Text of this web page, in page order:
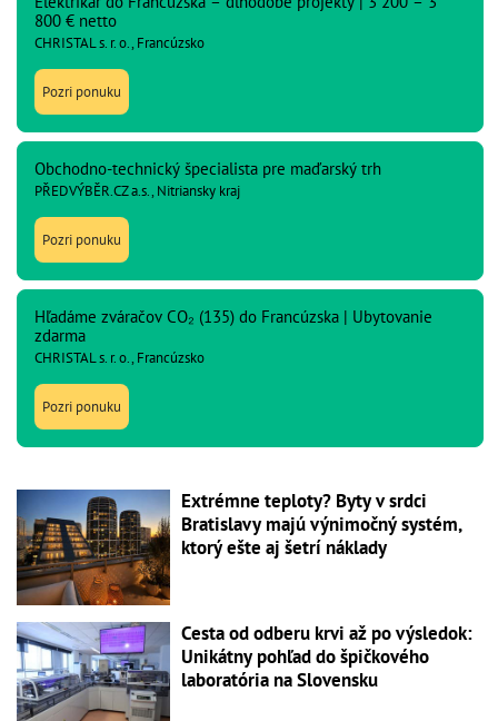
800 € netto
CHRISTAL s. r. o., Francúzsko
Pozri ponuku
Obchodno-technický špecialista pre maďarský trh
PŘEDVÝBĚR.CZ a.s., Nitriansky kraj
Pozri ponuku
Hľadáme zváračov CO₂ (135) do Francúzska | Ubytovanie
zdarma
CHRISTAL s. r. o., Francúzsko
Pozri ponuku
Extrémne teploty? Byty v srdci
Bratislavy majú výnimočný systém,
ktorý ešte aj šetrí náklady
Cesta od odberu krvi až po výsledok:
Unikátny pohľad do špičkového
laboratória na Slovensku